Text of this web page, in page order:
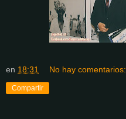
en 18:31 No hay comentarios:
Compartir